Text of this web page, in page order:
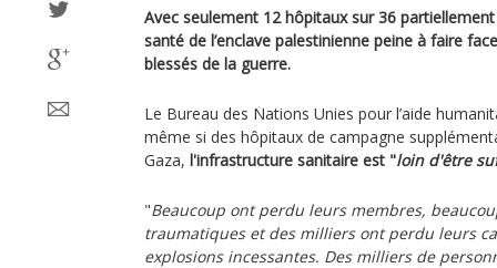
Avec seulement 12 hôpitaux sur 36
santé de l’enclave palestinienne peine à faire
blessés de la guerre.
Le Bureau des Nations Unies pour l’aide
même si des hôpitaux de campagne
Gaza, l'infrastructure sanitaire est "loin d'être
"Beaucoup ont perdu leurs membres,
traumatiques et des milliers ont perdu leurs
explosions incessantes. Des milliers de